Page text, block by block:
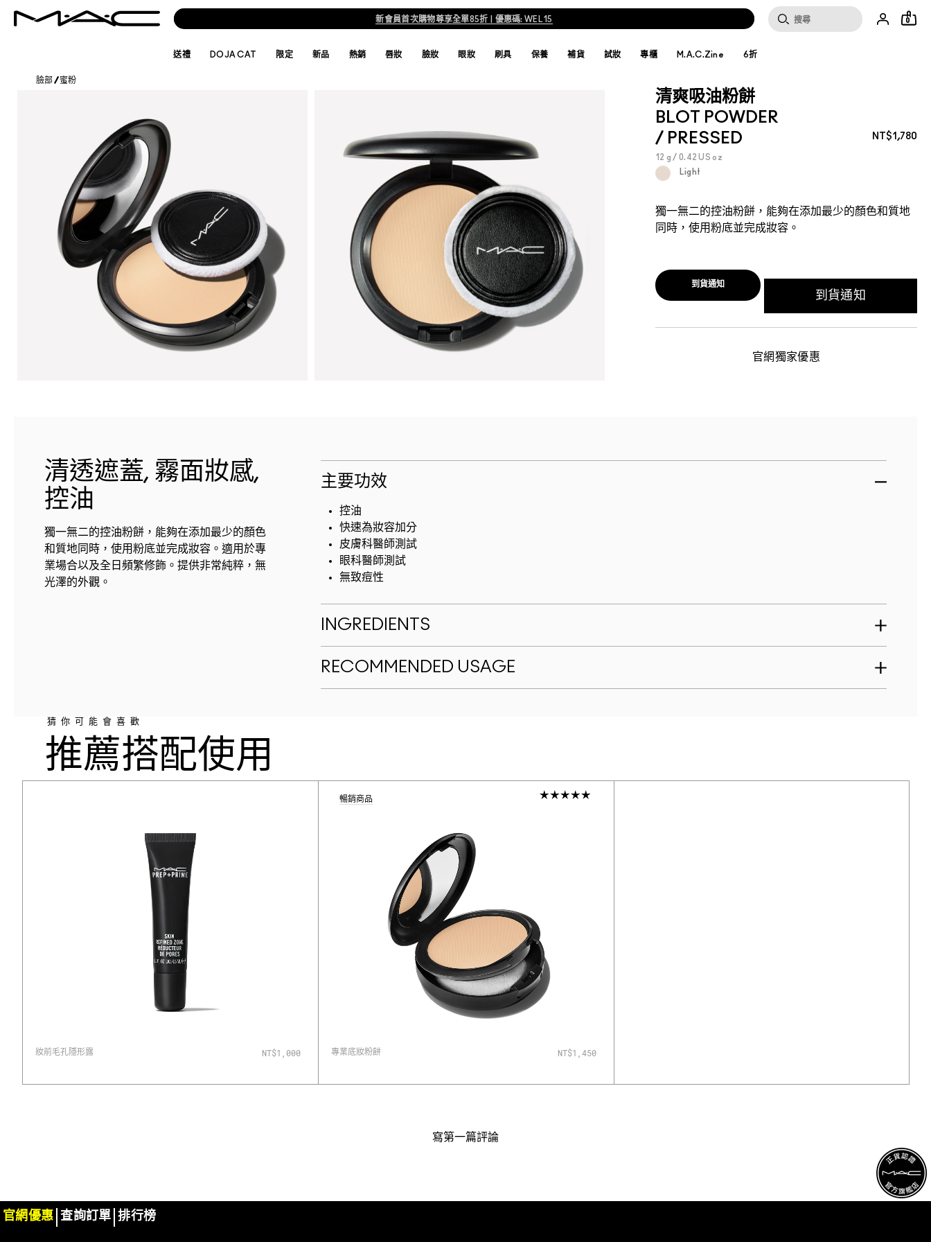
新會員首次購物尊享全單85折 | 優惠碼: WEL15 0
送禮 DOJA CAT 限定 新品 熱銷 唇妝 臉妝 眼妝 刷具 保養 補貨 試妝 專櫃 M.A.C.Zine 6折
臉部/蜜粉
清爽吸油粉餅
BLOT POWDER
/ PRESSED
NT$1,780
12 g / 0.42 US oz
獨一無二的控油粉餅，能夠在添加最少的顏色和質地
同時，使用粉底並完成妝容。
Light
到貨通知
到貨通知
官網獨家優惠
清透遮蓋, 霧面妝感,
控油
獨一無二的控油粉餅，能夠在添加最少的顏色
和質地同時，使用粉底並完成妝容。適用於專
業場合以及全日頻繁修飾。提供非常純粹，無
光澤的外觀。
主要功效
控油
快速為妝容加分
皮膚科醫師測試
眼科醫師測試
無致痘性
INGREDIENTS
RECOMMENDED USAGE
猜你可能會喜歡
推薦搭配使用
妝前毛孔隱形露 NT$1,000
暢銷商品
專業底妝粉餅 NT$1,450
寫第一篇評論
官網優惠 查詢訂單 排行榜